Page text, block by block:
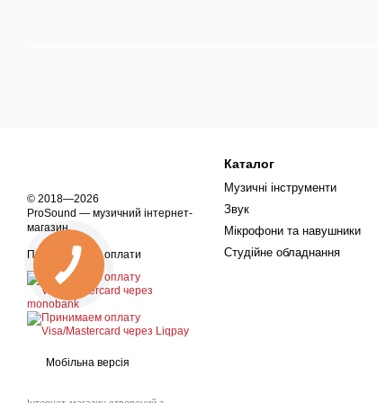
© 2018—2026
ProSound — музичний інтернет-
магазин
Приймаємо до оплати
Мобільна версія
Каталог
Музичні інструменти
Звук
Мікрофони та навушники
Студійне обладнання